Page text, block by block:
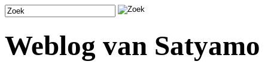
Weblog van Satyamo